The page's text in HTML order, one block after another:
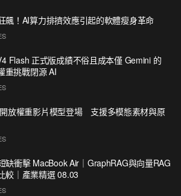
飆！AI算力排擠效應引起的軟體瘦身革命
Flash 正式版成績不俗且成本僅 Gemini 的
重挑戰閉源 AI
放權重影片模型登場 支援多模態素材與原
缺衝擊 MacBook Air｜GraphRAG與向量RAG
較｜產業精選 08.03